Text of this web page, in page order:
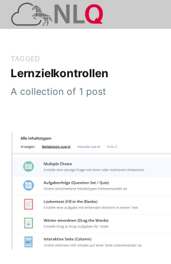
TAGGED
Lernzielkontrollen
A collection of 1 post